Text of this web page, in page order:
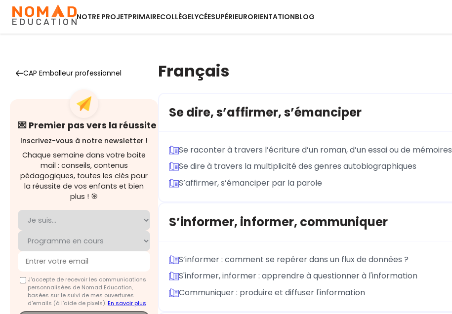
NOTRE PROJETPRIMAIRECOLLÈGELYCÉESUPÉRIEURORIENTATIONBLOG
CAP Emballeur professionnel
💌 Premier pas vers la réussite
Inscrivez-vous à notre newsletter !
Chaque semaine dans votre boite
mail : conseils, contenus
pédagogiques, toutes les clés pour
la réussite de vos enfants et bien
plus ! 🎯
J'accepte de recevoir les communications
personnalisées de Nomad Education,
basées sur le suivi de mes ouvertures
d'emails (à l’aide de pixels).En savoir plus
Français
Se dire, s’affirmer, s’émanciper
Se raconter à travers l’écriture d’un roman, d’un essai ou de mémoires
Se dire à travers la multiplicité des genres autobiographiques
S’affirmer, s’émanciper par la parole
S’informer, informer, communiquer
S’informer : comment se repérer dans un flux de données ?
S'informer, informer : apprendre à questionner à l'information
Communiquer : produire et diffuser l'information